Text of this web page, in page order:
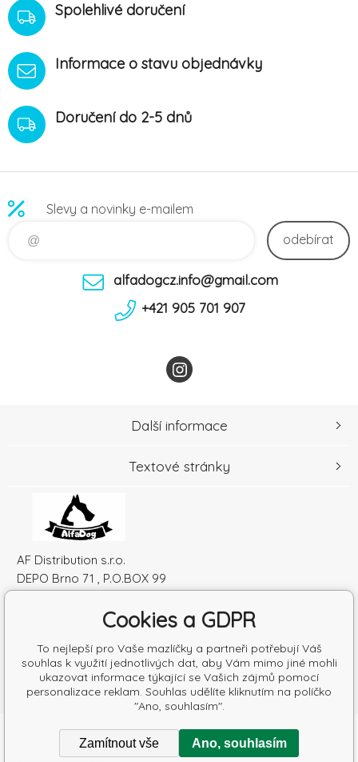
Spolehlivé doručení
Informace o stavu objednávky
Doručení do 2-5 dnů
Slevy a novinky e-mailem
odebírat
alfadogcz.info@gmail.com
+421 905 701 907
AF Distribution s.r.o.
DEPO Brno 71 , P.O.BOX 99
Česká republika
DIČ: SK2120864328
Další informace
Textové stránky
Copyright © 2026 AF Distribution s.r.o.
Cookies a GDPR
To nejlepší pro Vaše mazlíčky a partneři potřebují Váš
souhlas k využití jednotlivých dat, aby Vám mimo jiné mohli
ukazovat informace týkající se Vašich zájmů pomocí
personalizace reklam. Souhlas udělíte kliknutím na políčko
"Ano, souhlasím".
Zamítnout vše Ano, souhlasím